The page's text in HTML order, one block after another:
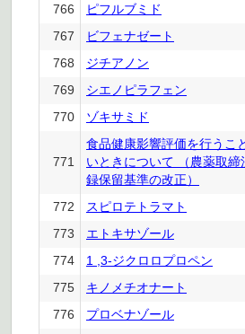
766 ピフルブミド
767
ビフェナゼート
768
ジチアノン
769
シエノピラフェン
770
ゾキサミド
771
食品健康影響評価を行うこ
いときについて （農薬取締
録保留基準の改正）
772 スピロテトラマト
773
エトキサゾール
774
1 ,3-ジクロロプロペン
775
キノメチオナート
776
プロベナゾール